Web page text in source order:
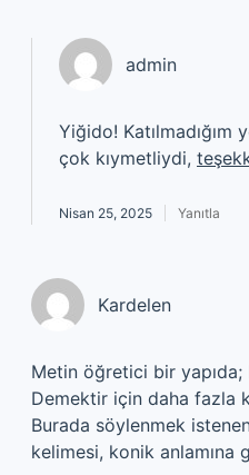
admin
Yiğido!
çok kıymetliydi,
Nisan 25, 2025 Yanıtla
Kardelen
Metin öğretici bir
Demektir için daha fazla
Burada söylenmek
kelimesi, konik anlamına